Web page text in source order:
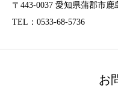
〒443-0037 愛知県蒲郡市鹿
TEL：0533-68-5736
お